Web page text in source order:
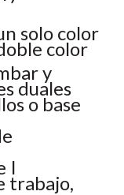
solo color
color
y
duales
o base
I
trabajo,